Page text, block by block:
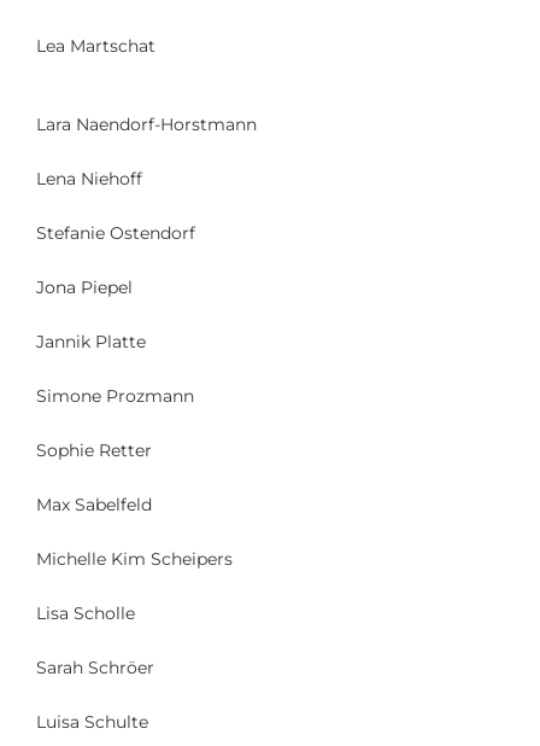
Lea Martschat
Lara Naendorf-Horstmann
Lena Niehoff
Stefanie Ostendorf
Jona Piepel
Jannik Platte
Simone Prozmann
Sophie Retter
Max Sabelfeld
Michelle Kim Scheipers
Lisa Scholle
Sarah Schröer
Luisa Schulte